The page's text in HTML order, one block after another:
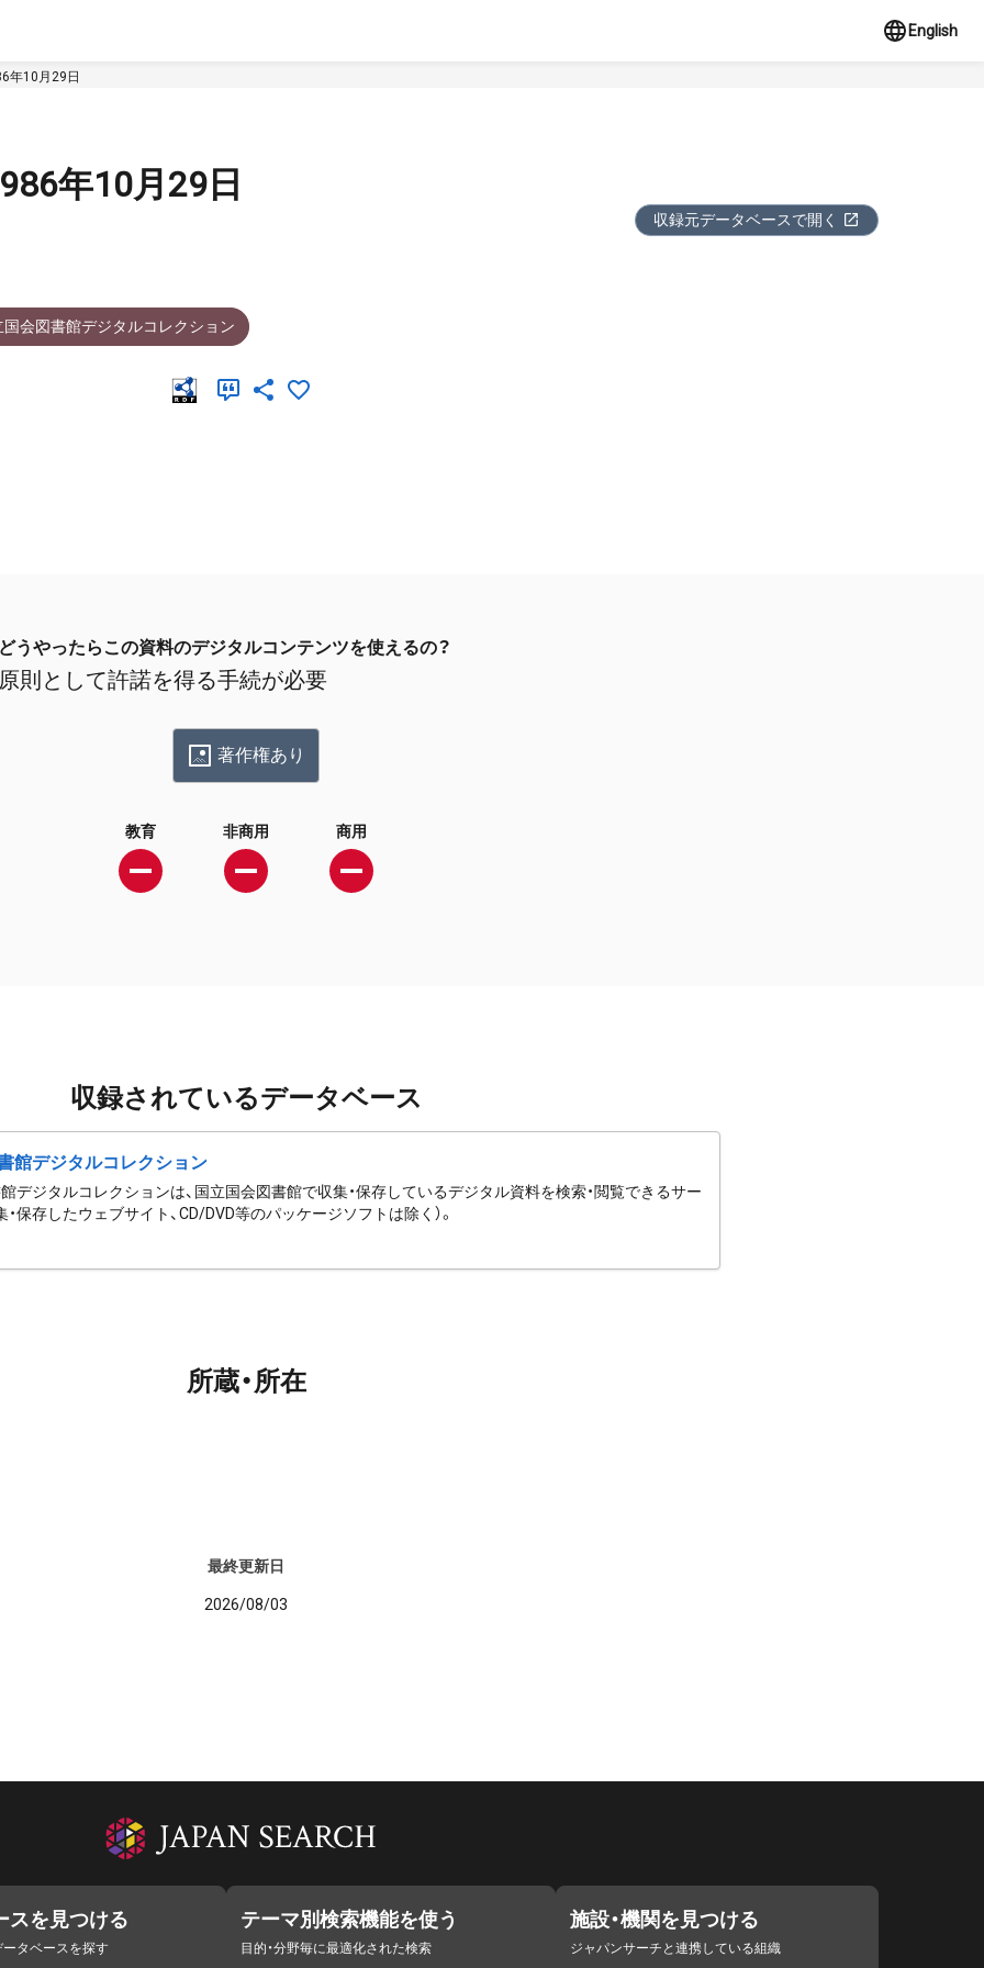
English
年10月29日
年10月29日
収録元データベースで開く
国会図書館デジタルコレクション
どうやったらこの資料のデジタルコンテンツを使えるの？
原則として許諾を得る手続が必要
著作権あり
教育 非商用 商用
収録されているデータベース
館デジタルコレクション
デジタルコレクションは、国立国会図書館で収集・保存しているデジタル資料を検索・閲覧できるサー
・保存したウェブサイト、CD/DVD等のパッケージソフトは除く）。
所蔵・所在
最終更新日
2026/08/03
スを見つける
タベースを探す
テーマ別検索機能を使う
目的・分野毎に最適化された検索
施設・機関を見つける
ジャパンサーチと連携している組織